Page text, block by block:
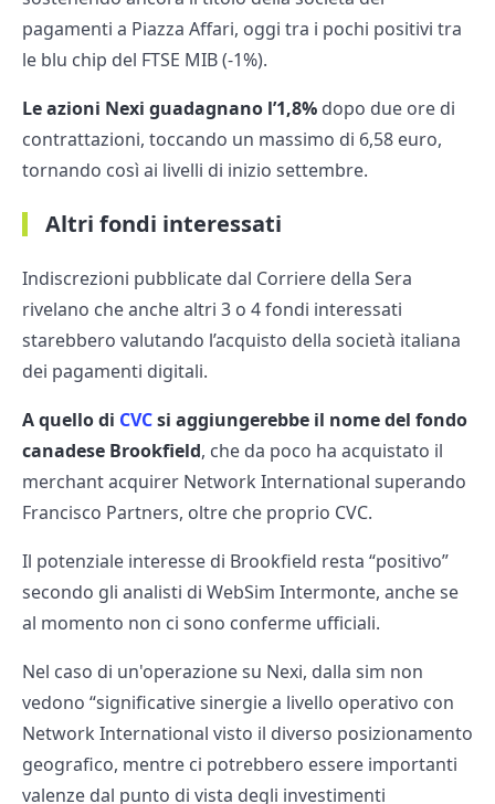
pagamenti a Piazza Affari, oggi tra i pochi positivi tra
le blu chip del FTSE MIB (-1%).
Le azioni Nexi guadagnano l’1,8% dopo due ore di
contrattazioni, toccando un massimo di 6,58 euro,
tornando così ai livelli di inizio settembre.
Altri fondi interessati
Indiscrezioni pubblicate dal Corriere della Sera
rivelano che anche altri 3 o 4 fondi interessati
starebbero valutando l’acquisto della società italiana
dei pagamenti digitali.
A quello di CVCsi aggiungerebbe il nome del fondo
canadese Brookfield, che da poco ha acquistato il
merchant acquirer Network International superando
Francisco Partners, oltre che proprio CVC.
Il potenziale interesse di Brookfield resta “positivo”
secondo gli analisti di WebSim Intermonte, anche se
al momento non ci sono conferme ufficiali.
Nel caso di un'operazione su Nexi, dalla sim non
vedono “significative sinergie a livello operativo con
Network International visto il diverso posizionamento
geografico, mentre ci potrebbero essere importanti
valenze dal punto di vista degli investimenti